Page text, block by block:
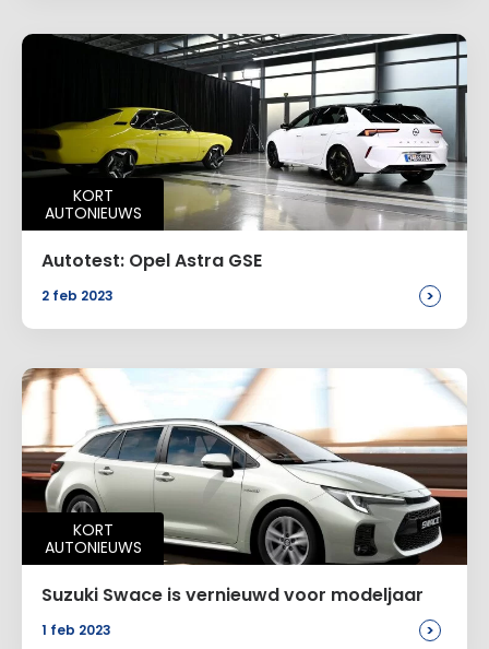
KORT
AUTONIEUWS
Autotest: Opel Astra GSE
2 feb 2023 >
KORT
AUTONIEUWS
Suzuki Swace is vernieuwd voor modeljaar
1 feb 2023 >